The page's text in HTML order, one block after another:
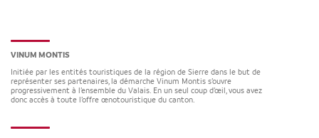
VINUM MONTIS
Initiée par les entités touristiques de la région de Sierre dans le but de
représenter ses partenaires, la démarche Vinum Montis s’ouvre
progressivement à l’ensemble du Valais. En un seul coup d’œil, vous avez
donc accès à toute l’offre œnotouristique du canton.